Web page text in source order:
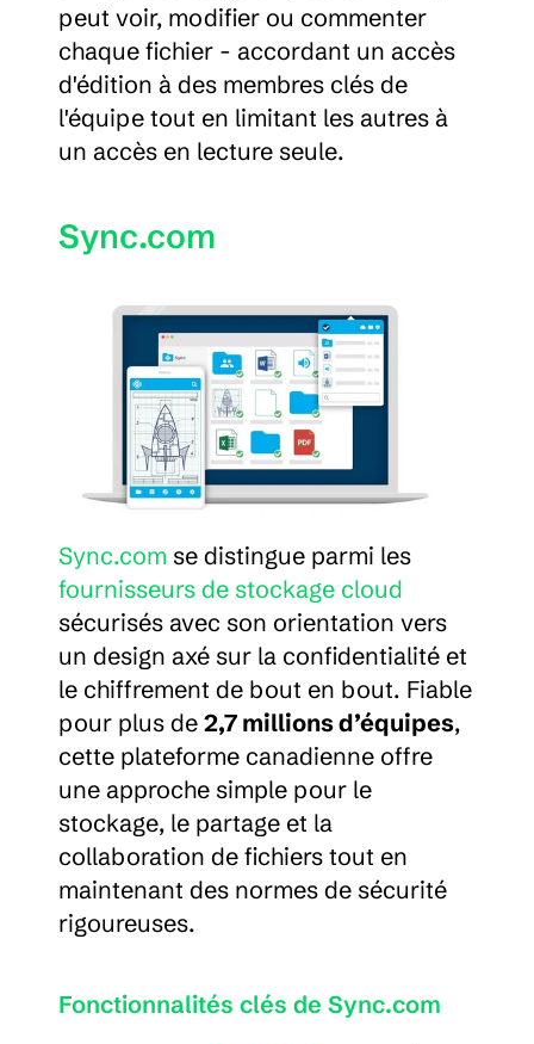
peut voir, modifier ou commenter
chaque fichier - accordant un accès
d'édition à des membres clés de
l'équipe tout en limitant les autres à
un accès en lecture seule.
Sync.com
Sync.com
fournisseurs de stockage cloud
sécurisés avec son orientation vers
un design axé sur la confidentialité et
le chiffrement de bout en bout. Fiable
pour plus de 2,7 millions d’équipes,
cette plateforme canadienne offre
une approche simple pour le
stockage, le partage et la
collaboration de fichiers tout en
maintenant des normes de sécurité
rigoureuses.
Fonctionnalités clés de Sync.com